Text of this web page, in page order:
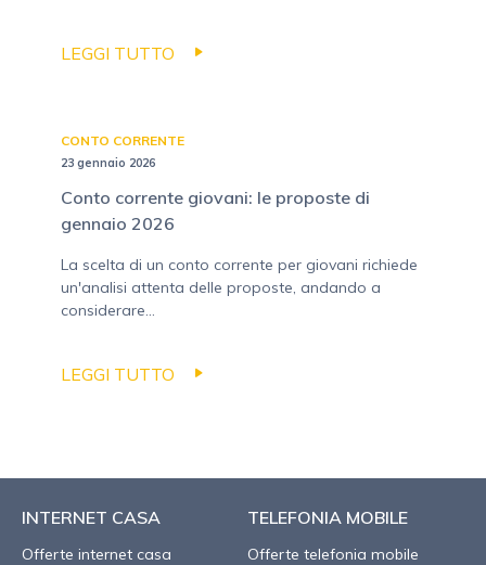
LEGGI TUTTO
CONTO CORRENTE
23 gennaio 2026
Conto corrente giovani: le proposte di
gennaio 2026
La scelta di un conto corrente per giovani richiede
un'analisi attenta delle proposte, andando a
considerare...
LEGGI TUTTO
INTERNET CASA
Offerte internet casa
TELEFONIA MOBILE
Offerte telefonia mobile